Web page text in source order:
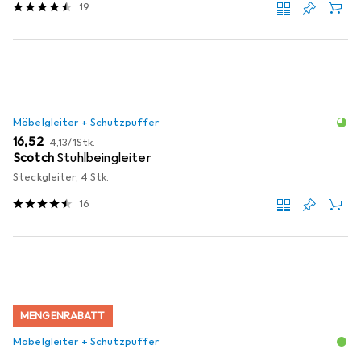
19
Möbelgleiter + Schutzpuffer
EUR
16,52 EUR
4,13/1Stk.
Scotch Stuhlbeingleiter
Steckgleiter, 4 Stk.
16
MENGENRABATT
Möbelgleiter + Schutzpuffer